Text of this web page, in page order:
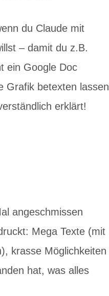
du Claude mit
– damit du z.B.
ein Google Doc
Grafik betexten lassen
erklärt!
angeschmissen
Mega Texte (mit
krasse Möglichkeiten
hat, was alles